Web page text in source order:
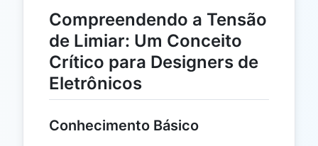
Compreendendo a Tensão
de Limiar: Um Conceito
Crítico para Designers de
Eletrônicos
Conhecimento Básico